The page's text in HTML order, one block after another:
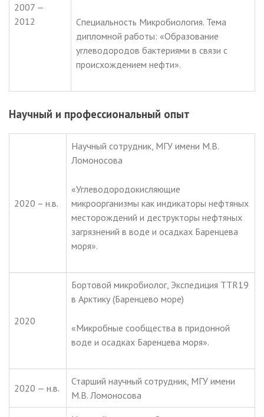
2007 —
2012
Специальность Микробиология. Тема
дипломной работы: «Образование
углеводородов бактериями в связи с
происхождением нефти».
Научный и профессиональный опыт
2020 – н.в.
Научный сотрудник, МГУ имени М.В.
Ломоносова
«Углеводородокисляющие
микроорганизмы как индикаторы нефтяных
месторождений и деструкторы нефтяных
загрязнений в воде и осадках Баренцева
моря».
2020
Бортовой микробиолог, Экспедиция TTR19
в Арктику (Баренцево море)
«Микробные сообщества в придонной
воде и осадках Баренцева моря».
2020 — н.в.
Старший научный сотрудник, МГУ имени
М.В. Ломоносова